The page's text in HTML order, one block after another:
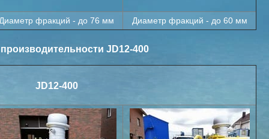
Диаметр фракций - до 76 мм Диаметр фракций - до 60 мм
JD12-400
JD12-400